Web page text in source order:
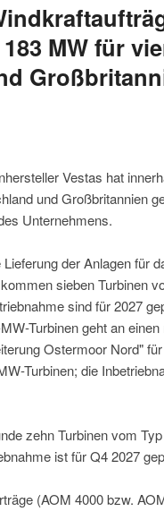
MW für
Vestas hat
und Großbritannien
Unternehmens.
der Anlagen für
sieben Turbinen
sind für 2027
Turbinen geht an
Ostermoor Nord"
Turbinen; die
zehn Turbinen vom
ist für Q4 2027
(AOM 4000 bzw.